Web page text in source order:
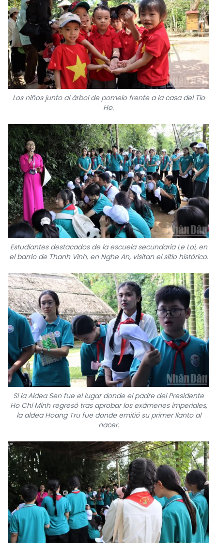
Los niños junto al árbol de pomelo frente a la casa del Tío
Ho.
Estudiantes destacados de la escuela secundaria Le Loi, en
el barrio de Thanh Vinh, en Nghe An, visitan el sitio histórico.
Si la Aldea Sen fue el lugar donde el padre del Presidente
Ho Chi Minh regresó tras aprobar los exámenes imperiales,
la aldea Hoang Tru fue donde emitió su primer llanto al
nacer.